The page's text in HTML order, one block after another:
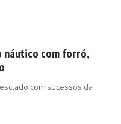
náutico com forró,
com sucessos da